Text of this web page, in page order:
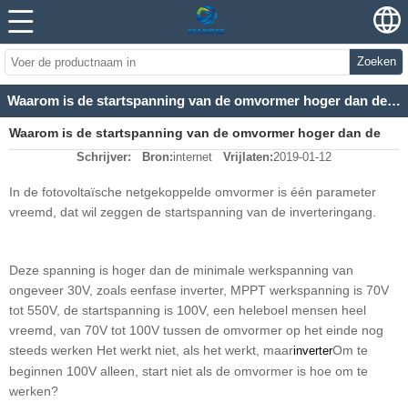
Zoeken
Waarom is de startspanning van de omvormer hoger dan de minimumspanning?
Waarom is de startspanning van de omvormer hoger dan de
minimumspanning?
Schrijver: Bron:internet Vrijlaten:2019-01-12
In de fotovoltaïsche netgekoppelde omvormer is één parameter
vreemd, dat wil zeggen de startspanning van de inverteringang.
Deze spanning is hoger dan de minimale werkspanning van
ongeveer 30V, zoals eenfase inverter, MPPT werkspanning is 70V
tot 550V, de startspanning is 100V, een heleboel mensen heel
vreemd, van 70V tot 100V tussen de omvormer op het einde nog
steeds werken Het werkt niet, als het werkt, maarinverterOm te
beginnen 100V alleen, start niet als de omvormer is hoe om te
werken?